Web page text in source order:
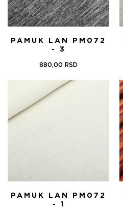
PAMUK LAN PM072
- 3
880,00 RSD
PAMUK LAN PM072
- 1